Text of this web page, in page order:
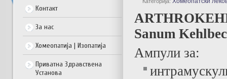
Контакт
За нас
Хомеопатија | Изопатија
Приватна Здравствена
Установа
Sanum
Ампули за: